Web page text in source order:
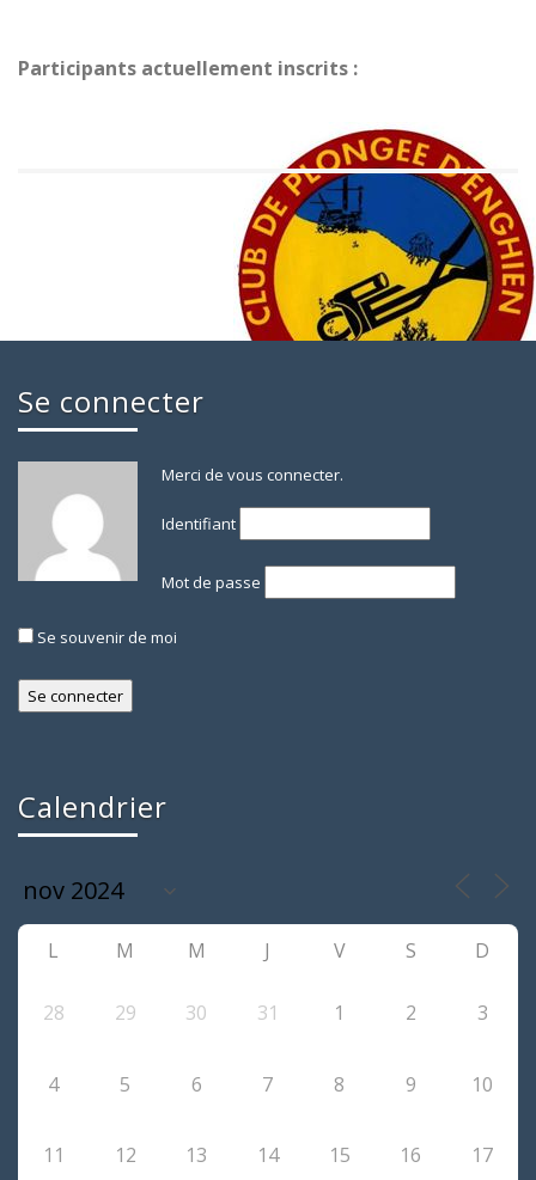
Participants actuellement inscrits :
Se connecter
Merci de vous connecter.
Identifiant
Mot de passe
Se souvenir de moi
Calendrier
L M M J V S D
28 29 30 31 1 2 3
4 5 6 7 8 9 10
11 12 13 14 15 16 17